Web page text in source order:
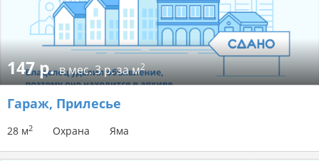
147 р.в мес.3 р. за м2
Гараж, Прилесье
28 м2 Охрана Яма